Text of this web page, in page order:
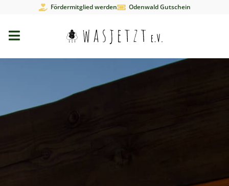
Fördermitglied werden Odenwald Gutschein